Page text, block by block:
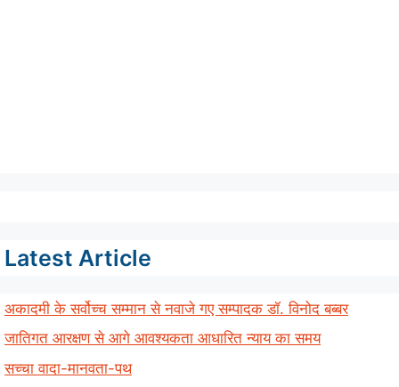
Latest Article
अकादमी के सर्वोच्च सम्मान से नवाजे गए सम्पादक डॉ. विनोद बब्बर
जातिगत आरक्षण से आगे आवश्यकता आधारित न्याय का समय
सच्चा वादा-मानवता-पथ